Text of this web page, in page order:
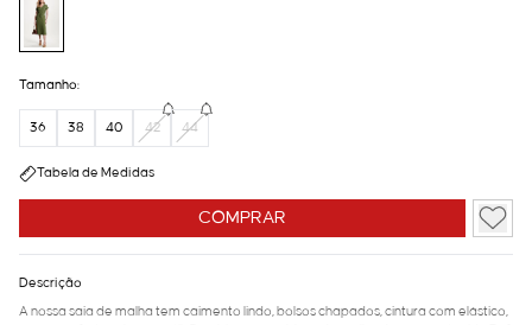
COMPRAR
Tamanho:
36 38 40 42 44
Tabela de Medidas
Descrição
A nossa saia de malha tem caimento lindo, bolsos chapados, cintura com elástico,